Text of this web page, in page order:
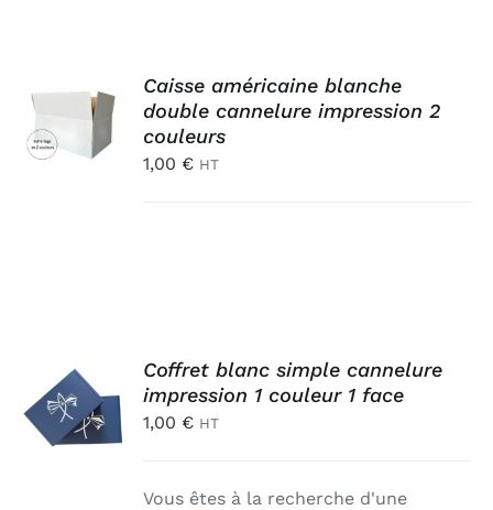
PANIER
/
Caisse américaine blanche
double cannelure impression 2
couleurs
1,00 € HT
AJOUTER
AU
PANIER
/
Coffret blanc simple cannelure
impression 1 couleur 1 face
1,00 € HT
Vous êtes à la recherche d'une